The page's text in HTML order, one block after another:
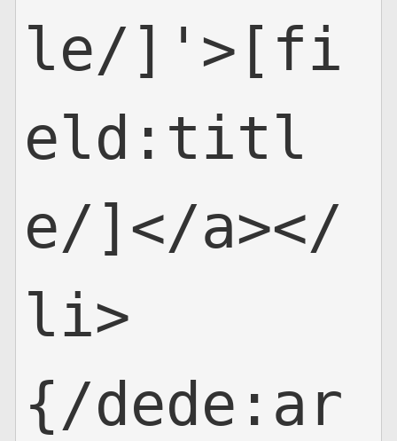
le/]'>[fi
eld:titl
e/]</a></
li>
{/dede:ar